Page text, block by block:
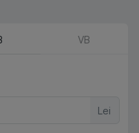
VB
Lei